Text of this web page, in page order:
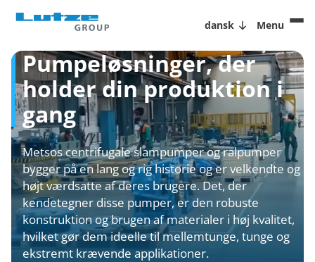
dansk Menu
Pumpeløsninger, der
holder din produktion i
gang
Metsos centrifugale slampumper og ralpumper
bygger på en lang og rig historie og er velkendte og
højt værdsatte af deres brugere. Det, der
kendetegner disse pumper, er den robuste
konstruktion og brugen af materialer i høj kvalitet,
hvilket gør dem ideelle til mellemtunge, tunge og
ekstremt krævende applikationer.